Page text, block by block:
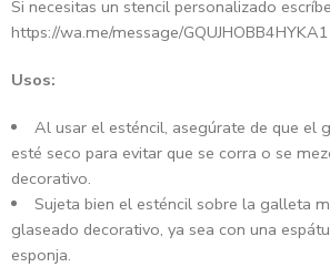
Si necesitas un stencil personalizado
https://wa.me/message/GQUJHOBB4HYKA1
Usos:
Al usar el esténcil, asegúrate de que el
esté seco para evitar que se corra o se
decorativo.
Sujeta bien el esténcil sobre la galleta
glaseado decorativo, ya sea con una
esponja.